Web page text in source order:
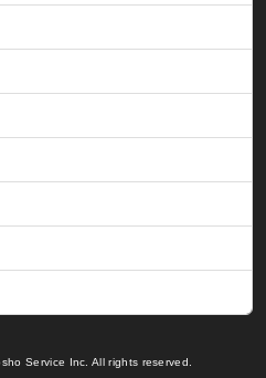
Service Inc. All rights reserved.